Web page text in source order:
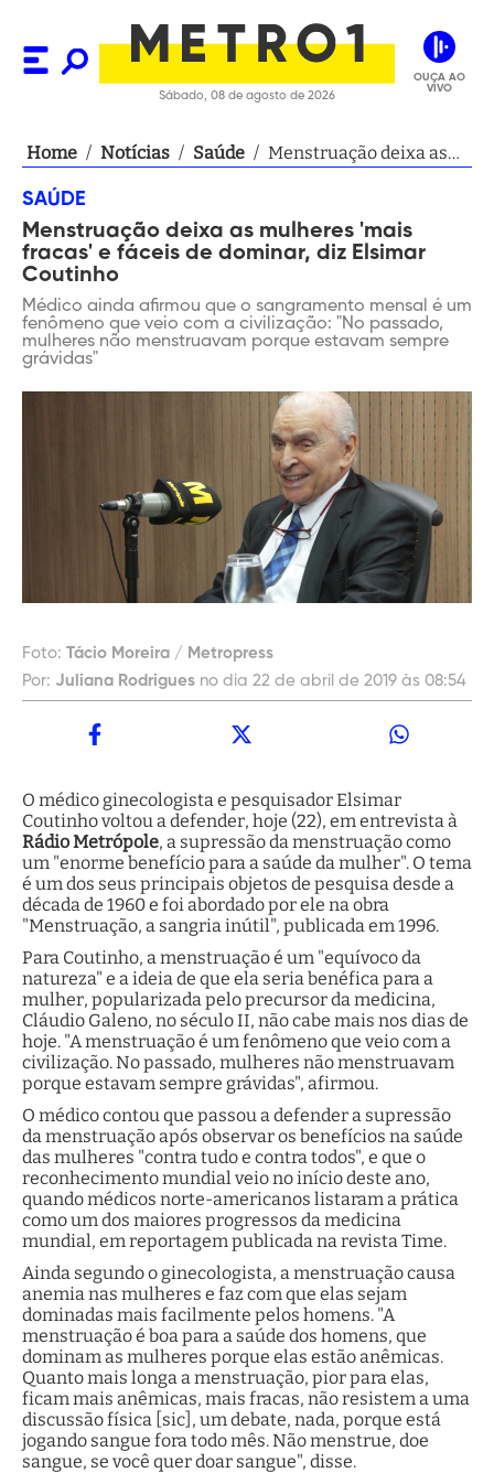
Sábado, 08 de agosto de 2026
OUÇA AO
VIVO
Home / Notícias / Saúde / Menstruação deixa as
Elsimar Coutinho
SAÚDE
Menstruação deixa as mulheres 'mais
fracas' e fáceis de dominar, diz Elsimar
Coutinho
Médico ainda afirmou que o sangramento mensal é um
fenômeno que veio com a civilização: "No passado,
mulheres não menstruavam porque estavam sempre
grávidas"
Foto: Tácio Moreira / Metropress
Por: Juliana Rodrigues no dia 22 de abril de 2019 às 08:54
O médico ginecologista e pesquisador Elsimar
Coutinho voltou a defender, hoje (22), em entrevista à
Rádio Metrópole, a supressão da menstruação como
um "enorme benefício para a saúde da mulher". O tema
é um dos seus principais objetos de pesquisa desde a
década de 1960 e foi abordado por ele na obra
"Menstruação, a sangria inútil", publicada em 1996.
Para Coutinho, a menstruação é um "equívoco da
natureza" e a ideia de que ela seria benéfica para a
mulher, popularizada pelo precursor da medicina,
Cláudio Galeno, no século II, não cabe mais nos dias de
hoje. "A menstruação é um fenômeno que veio com a
civilização. No passado, mulheres não menstruavam
porque estavam sempre grávidas", afirmou.
O médico contou que passou a defender a supressão
da menstruação após observar os benefícios na saúde
das mulheres "contra tudo e contra todos", e que o
reconhecimento mundial veio no início deste ano,
quando médicos norte-americanos listaram a prática
como um dos maiores progressos da medicina
mundial, em reportagem publicada na revista Time.
Ainda segundo o ginecologista, a menstruação causa
anemia nas mulheres e faz com que elas sejam
dominadas mais facilmente pelos homens. "A
menstruação é boa para a saúde dos homens, que
dominam as mulheres porque elas estão anêmicas.
Quanto mais longa a menstruação, pior para elas,
ficam mais anêmicas, mais fracas, não resistem a uma
discussão física [sic], um debate, nada, porque está
jogando sangue fora todo mês. Não menstrue, doe
sangue, se você quer doar sangue", disse.